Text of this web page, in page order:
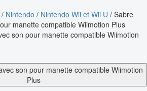
/ Nintendo / Nintendo Wii et Wii U / Sabre
manette compatible Wiimotion Plus